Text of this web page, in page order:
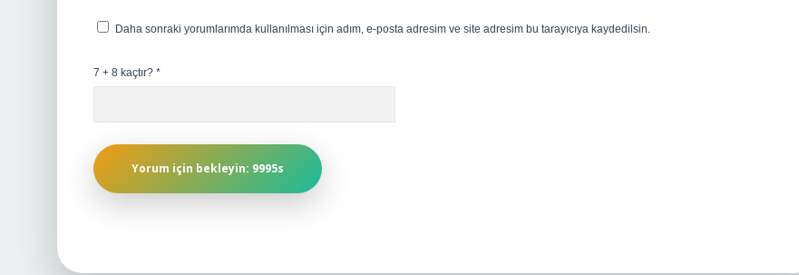
Daha sonraki yorumlarımda kullanılması için adım, e-posta adresim ve site adresim bu tarayıcıya kaydedilsin.
7 + 8 kaçtır? *